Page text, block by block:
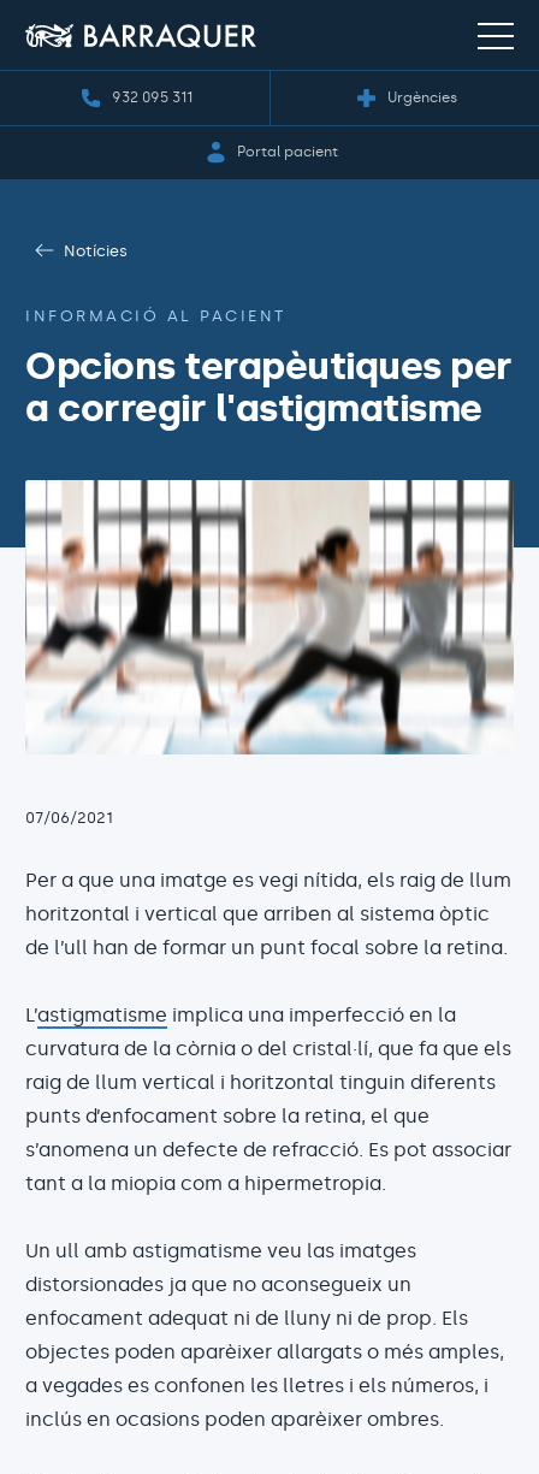
932 095 311 Urgències
Portal pacient
Notícies
INFORMACIÓ AL PACIENT
Opcions terapèutiques per
a corregir l'astigmatisme
07/06/2021
Per a que una imatge es vegi nítida, els raig de llum
horitzontal i vertical que arriben al sistema òptic
de l’ull han de formar un punt focal sobre la retina.
L’astigmatisme implica una imperfecció en la
curvatura de la còrnia o del cristal·lí, que fa que els
raig de llum vertical i horitzontal tinguin diferents
punts d’enfocament sobre la retina, el que
s’anomena un defecte de refracció. Es pot associar
tant a la miopia com a hipermetropia.
Un ull amb astigmatisme veu las imatges
distorsionades ja que no aconsegueix un
enfocament adequat ni de lluny ni de prop. Els
objectes poden aparèixer allargats o més amples,
a vegades es confonen les lletres i els números, i
inclús en ocasions poden aparèixer ombres.